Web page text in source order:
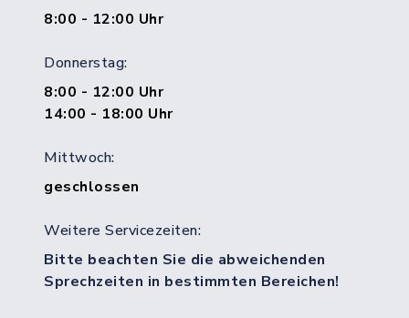
8:00 - 12:00 Uhr
Donnerstag:
8:00 - 12:00 Uhr
14:00 - 18:00 Uhr
Mittwoch:
geschlossen
Weitere Servicezeiten:
Bitte beachten Sie die abweichenden
Sprechzeiten in bestimmten Bereichen!